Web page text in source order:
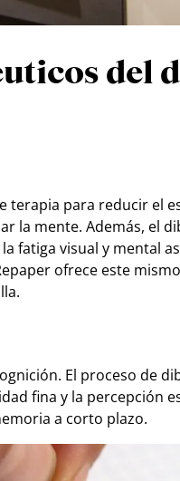
del
terapia para reducir el
la mente. Además, el
fatiga visual y mental
ofrece este
El proceso de
fina y la percepción
a corto plazo.